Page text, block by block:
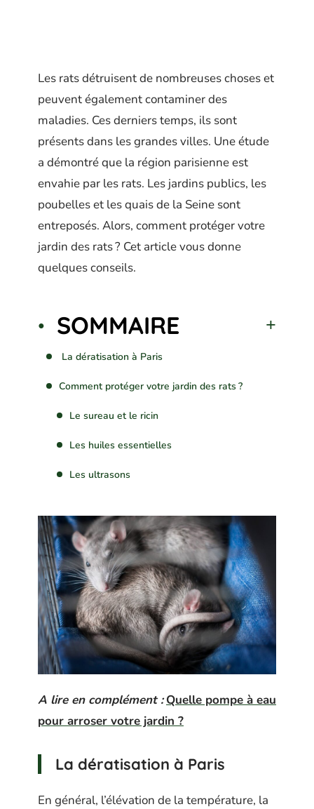
Les rats détruisent de nombreuses choses et
peuvent également contaminer des
maladies. Ces derniers temps, ils sont
présents dans les grandes villes. Une étude
a démontré que la région parisienne est
envahie par les rats. Les jardins publics, les
poubelles et les quais de la Seine sont
entreposés. Alors, comment protéger votre
jardin des rats ? Cet article vous donne
quelques conseils.
SOMMAIRE
La dératisation à Paris
Comment protéger votre jardin des rats ?
Le sureau et le ricin
Les huiles essentielles
Les ultrasons
A lire en complément : Quelle pompe à eau
pour arroser votre jardin ?
La dératisation à Paris
En général, l’élévation de la température, la